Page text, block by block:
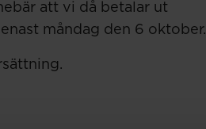
att vi då betalar ut
måndag den 6 oktober.